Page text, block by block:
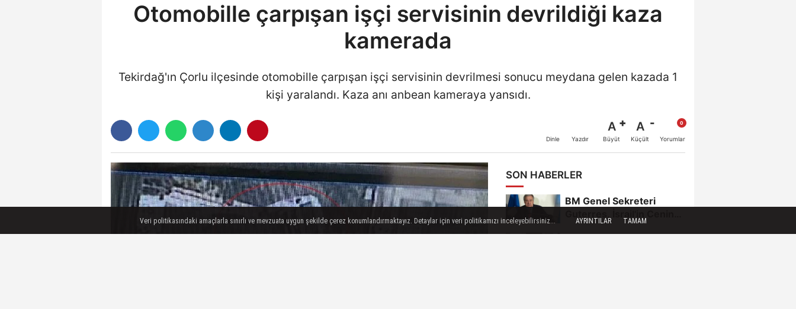
Otomobille çarpışan işçi servisinin devrildiği kaza
kamerada
Tekirdağ'ın Çorlu ilçesinde otomobille çarpışan işçi servisinin devrilmesi sonucu meydana gelen kazada 1
kişi yaralandı. Kaza anı anbean kameraya yansıdı.
Dinle Yazdır
A
Büyüt
A
Küçült Yorumlar
SON HABERLER
BM Genel Sekreteri
saldırısını kınamaktan...
Veri politikasındaki amaçlarla sınırlı ve mevzuata uygun şekilde çerez konumlandırmaktayız. Detaylar için veri politikamızı inceleyebilirsiniz... AYRINTILAR TAMAM